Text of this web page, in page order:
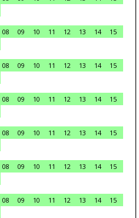
08 09 10 11 12 13 14
15
08 09 10 11 12 13 14
15
08 09 10 11 12 13 14
15
08 09 10 11 12 13 14
15
08 09 10 11 12 13 14
15
08 09 10 11 12 13 14
15